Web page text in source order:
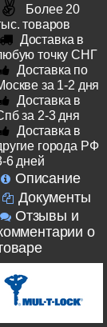
Более 20
товаров
Доставка в
точку СНГ
Доставка по
за 1-2 дня
Доставка в
за 2-3 дня
Доставка в
города РФ
6 дней
Описание
Документы
Отзывы и
о